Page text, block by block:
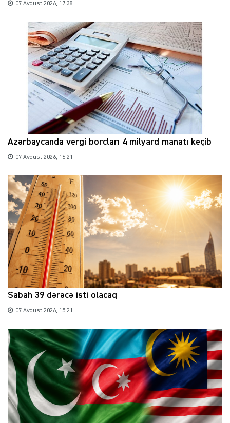
07 Avqust 2026, 17:38
Azərbaycanda vergi borcları 4 milyard manatı keçib
07 Avqust 2026, 16:21
Sabah 39 dərəcə isti olacaq
07 Avqust 2026, 15:21